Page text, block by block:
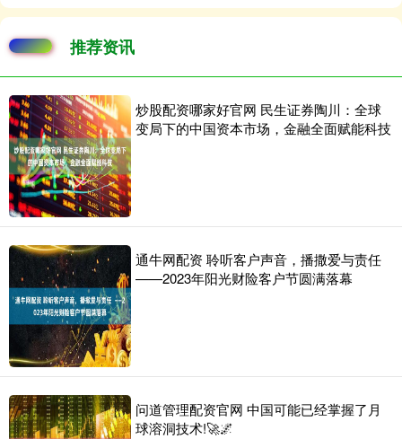
推荐资讯
炒股配资哪家好官网 民生证券陶川：全球
变局下的中国资本市场，金融全面赋能科技
通牛网配资 聆听客户声音，播撒爱与责任
——2023年阳光财险客户节圆满落幕
问道管理配资官网 中国可能已经掌握了月
球溶洞技术!🚀🌌